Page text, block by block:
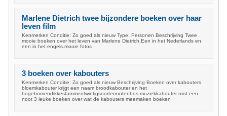
Marlene Dietrich twee bijzondere boeken over haar
leven film
Kenmerken Conditie: Zo goed als nieuw Type: Personen Beschrijving Twee
mooie boeken over het leven van Marlene Dietrich.Een in het Nederlands en
een in het engels.mooie fotos
3 boeken over kabouters
Kenmerken Conditie: Zo goed als nieuw Beschrijving Boeken over kabouters
bloemkabouter krijgt een naam broodkabouter en het
hogebomendikkestammentwintigsoortennotenbos muziekkabouter mist een
noot 3 leuke boeken over wat de kabouters meemaken boeken